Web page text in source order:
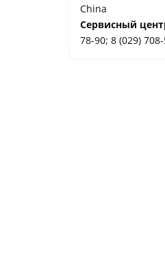
China
Сервисный
78-90; 8 (029)